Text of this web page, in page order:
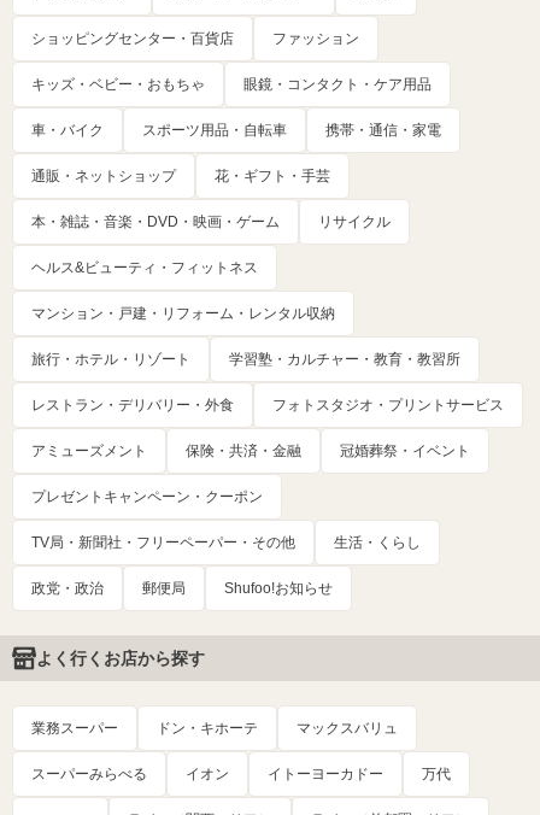
ショッピングセンター・百貨店 ファッション
キッズ・ベビー・おもちゃ 眼鏡・コンタクト・ケア用品
車・バイク スポーツ用品・自転車 携帯・通信・家電
通販・ネットショップ 花・ギフト・手芸
本・雑誌・音楽・DVD・映画・ゲーム リサイクル
ヘルス&ビューティ・フィットネス
マンション・戸建・リフォーム・レンタル収納
旅行・ホテル・リゾート 学習塾・カルチャー・教育・教習所
レストラン・デリバリー・外食 フォトスタジオ・プリントサービス
アミューズメント 保険・共済・金融 冠婚葬祭・イベント
プレゼントキャンペーン・クーポン
TV局・新聞社・フリーペーパー・その他 生活・くらし
政党・政治 郵便局 Shufoo!お知らせ
よく行くお店から探す
業務スーパー ドン・キホーテ マックスバリュ
スーパーみらべる イオン イトーヨーカドー 万代